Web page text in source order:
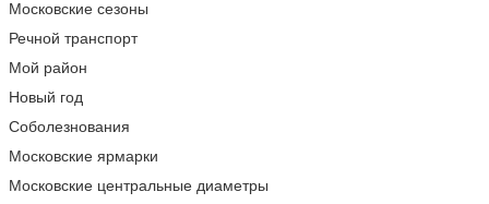
Московские сезоны
Речной транспорт
Мой район
Новый год
Соболезнования
Московские ярмарки
Московские центральные диаметры